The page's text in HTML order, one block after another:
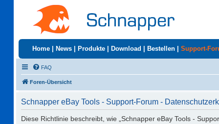
Home News Produkte Download Bestellen Support-
FAQ
Foren-Übersicht
Schnapper eBay Tools - Support-Forum -
Diese Richtlinie beschreibt, wie „Schnapper eBay Tools -